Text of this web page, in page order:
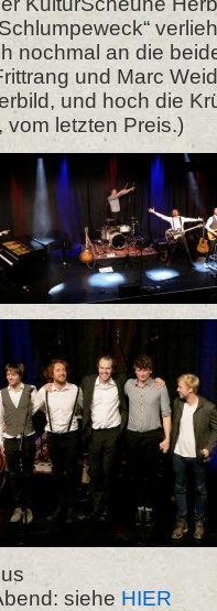
nochmal an die
und Marc
und hoch die
vom letzten Preis.)
siehe HIER